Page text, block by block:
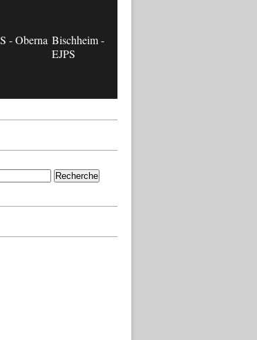
- Obernai Bischheim -
EJPS